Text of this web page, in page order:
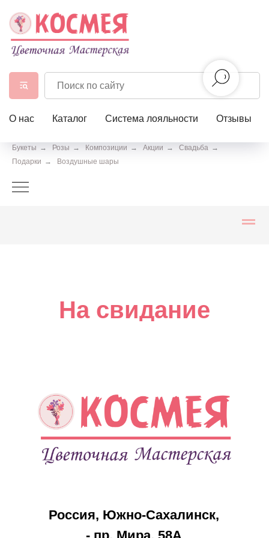
О нас Каталог Система лояльности Отзывы
Букеты → Розы → Композиции → Акции → Свадьба →
Подарки → Воздушные шары
На свидание
- Луговое, ул. Дружбы, 56 (ТЦ
«Странник»)
- с. Дальнее, ул. Ударная, д.48
Каталог
Букеты
Композиции
Праздники
8 марта